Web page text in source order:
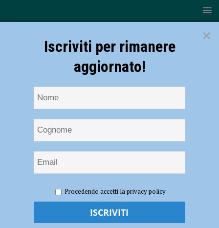
×
Iscriviti per rimanere
aggiornato!
Procedendo accetti la privacy policy